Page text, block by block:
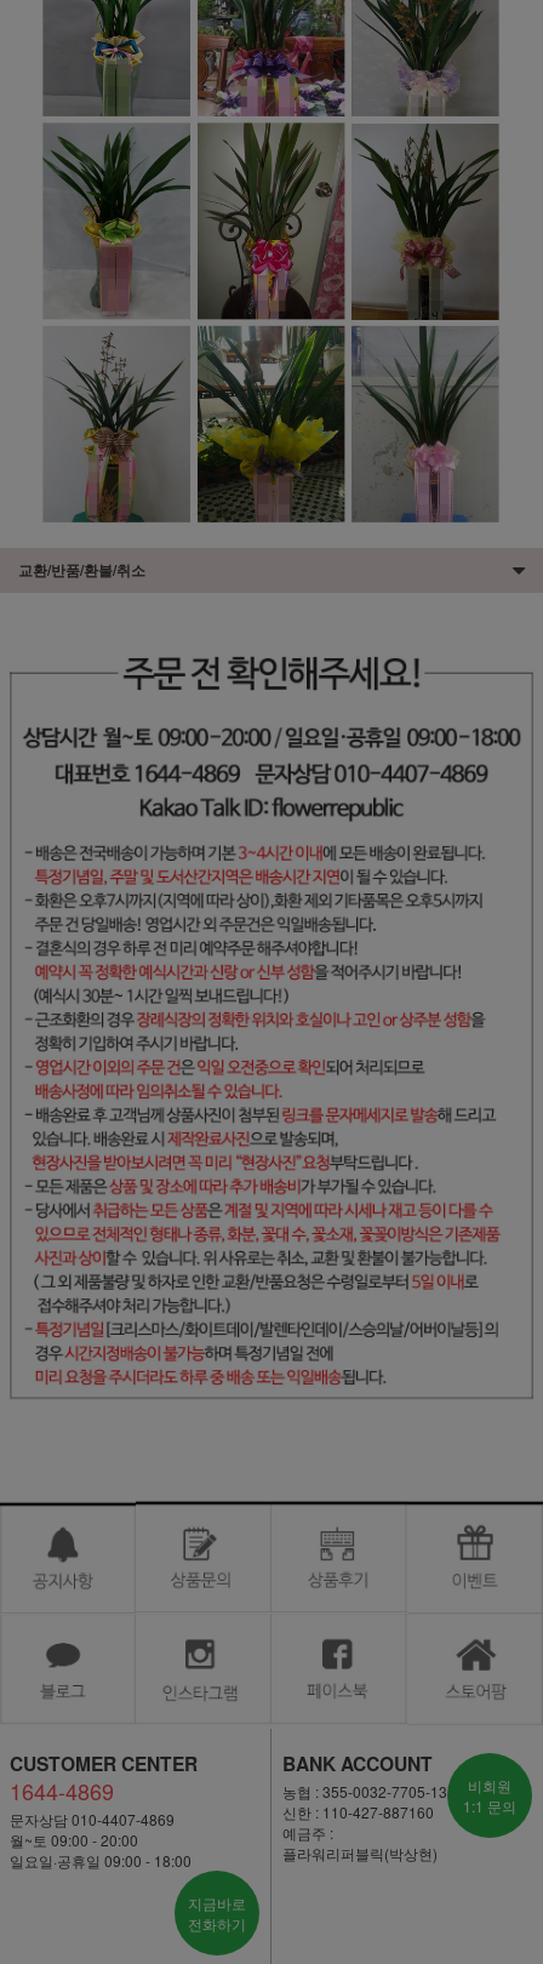
교환/반품/환불/취소
CUSTOMER CENTER
1644-4869
문자상담 010-4407-4869
월~토 09:00 - 20:00
일요일·공휴일 09:00 - 18:00
지금바로
전화하기
BANK ACCOUNT
농협 : 355-0032-7705-13
신한 : 110-427-887160
예금주 :
플라워리퍼블릭(박상현)
비회원
1:1 문의